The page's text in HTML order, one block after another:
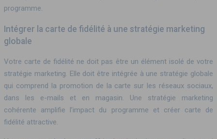
programme.
Intégrer la carte de fidélité à une stratégie marketing
globale
Votre carte de fidélité ne doit pas être un élément isolé de votre
stratégie marketing. Elle doit être intégrée à une stratégie globale
qui comprend la promotion de la carte sur les réseaux sociaux,
dans les e-mails et en magasin. Une stratégie marketing
cohérente amplifie l’impact du programme et créer carte de
fidélité attractive.